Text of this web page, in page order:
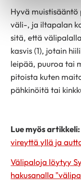
Hyvä
väli-, ja iltapalan
sitä, että
kasvis (1), jotain
leipää, puuroa tai
pitoista kuten
pähkinöitä tai
Lue myös artikkeli:
vireyttä yllä ja
Välipaloja löytyy
hakusanalla